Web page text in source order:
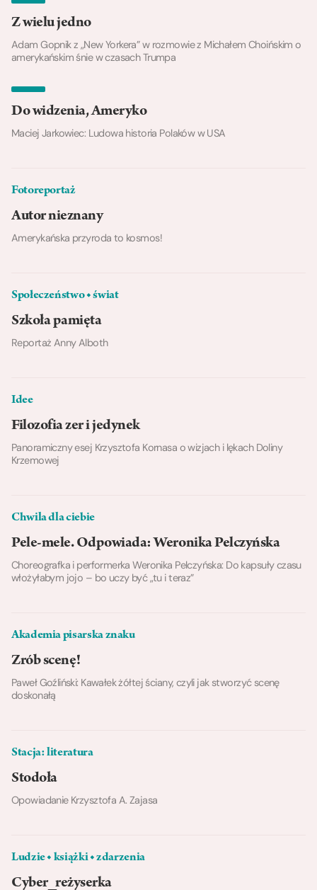
Z wielu jedno
Adam Gopnik z „New Yorkera” w rozmowie z Michałem Choińskim o
amerykańskim śnie w czasach Trumpa
Do widzenia, Ameryko
Maciej Jarkowiec: Ludowa historia Polaków w USA
Fotoreportaż
Autor nieznany
Amerykańska przyroda to kosmos!
Społeczeństwo ◆ świat
Szkoła pamięta
Reportaż Anny Alboth
Idee
Filozofia zer i jedynek
Panoramiczny esej Krzysztofa Kornasa o wizjach i lękach Doliny
Krzemowej
Chwila dla ciebie
Pele-mele. Odpowiada: Weronika Pelczyńska
Choreografka i performerka Weronika Pelczyńska: Do kapsuły czasu
włożyłabym jojo – bo uczy być „tu i teraz”
Akademia pisarska znaku
Zrób scenę!
Paweł Goźliński: Kawałek żółtej ściany, czyli jak stworzyć scenę
doskonałą
Stacja: literatura
Stodoła
Opowiadanie Krzysztofa A. Zajasa
Ludzie ◆ książki ◆ zdarzenia
Cyber_reżyserka